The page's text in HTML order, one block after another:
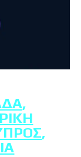
,
,